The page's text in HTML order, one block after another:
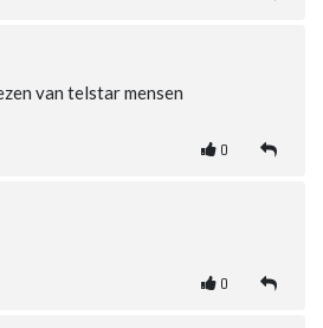
van telstar mensen
0
0